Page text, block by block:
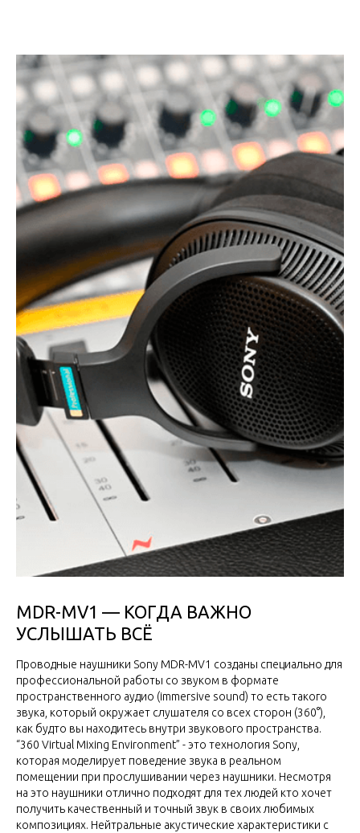
MDR-MV1 — КОГДА ВАЖНО
УСЛЫШАТЬ ВСЁ
Проводные наушники Sony MDR-MV1 созданы специально для
профессиональной работы со звуком в формате
пространственного аудио (immersive sound) то есть такого
звука, который окружает слушателя со всех сторон (360°),
как будто вы находитесь внутри звукового пространства.
“360 Virtual Mixing Environment” - это технология Sony,
которая моделирует поведение звука в реальном
помещении при прослушивании через наушники. Несмотря
на это наушники отлично подходят для тех людей кто хочет
получить качественный и точный звук в своих любимых
композициях. Нейтральные акустические характеристики с